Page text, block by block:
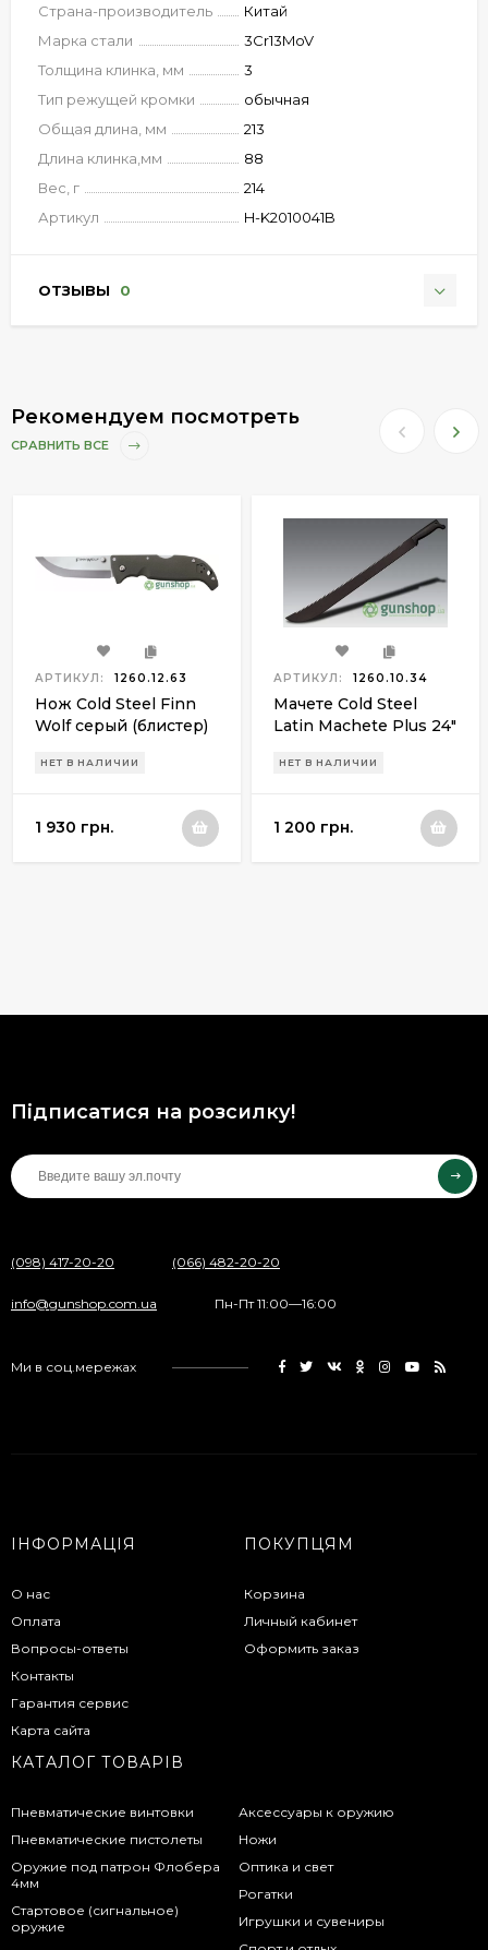
Страна-производитель
Китай
Марка стали
3Cr13MoV
Толщина клинка, мм
3
Тип режущей кромки
обычная
Общая длина, мм
213
Длина клинка,мм
88
Вес, г
214
Артикул
H-K2010041B
ОТЗЫВЫ 0
Рекомендуем посмотреть
СРАВНИТЬ ВСЕ
АРТИКУЛ: 1260.12.63
Нож Cold Steel Finn
Wolf серый (блистер)
НЕТ В НАЛИЧИИ
1 930 грн.
АРТИКУЛ: 1260.10.34
Мачете Cold Steel
Latin Machete Plus 24"
НЕТ В НАЛИЧИИ
1 200 грн.
Підписатися на розсилку!
(098) 417-20-20 (066) 482-20-20
info@gunshop.com.ua Пн-Пт 11:00—16:00
Ми в соц.мережах
ІНФОРМАЦІЯ
О нас
Оплата
Вопросы-ответы
Контакты
Гарантия сервис
Карта сайта
ПОКУПЦЯМ
Корзина
Личный кабинет
Оформить заказ
КАТАЛОГ ТОВАРІВ
Пневматические винтовки
Пневматические пистолеты
Оружие под патрон Флобера
4мм
Стартовое (сигнальное)
оружие
Аксессуары к оружию
Ножи
Оптика и свет
Рогатки
Игрушки и сувениры